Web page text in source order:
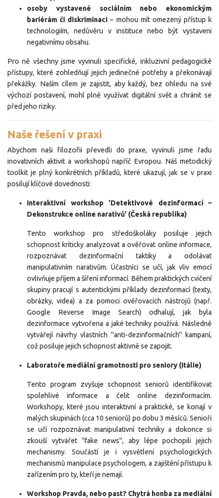
osoby vystavené sociálním nebo ekonomickým
bariérám či diskriminaci – mohou mít omezený přístup k
technologiím, nedůvěru v instituce nebo být vystaveni
negativnímu obsahu.
Pro ně všechny jsme vyvinuli specifické, inkluzivní pedagogické
přístupy, které zohledňují jejich jedinečné potřeby a překonávají
překážky. Naším cílem je zajistit, aby každý, bez ohledu na své
výchozí postavení, mohl plně využívat digitální svět a chránit se
před jeho riziky.
Naše řešení v praxi
Abychom naši filozofii převedli do praxe, vyvinuli jsme řadu
inovativních aktivit a workshopů napříč Evropou. Náš metodický
toolkit je plný konkrétních příkladů, které ukazují, jak se v praxi
posilují klíčové dovednosti:
Interaktivní workshop 'Detektivové dezinformací –
Dekonstrukce online narativů' (Česká republika)
Tento workshop pro středoškoláky posiluje jejich
schopnost kriticky analyzovat a ověřovat online informace,
rozpoznávat dezinformační taktiky a odolávat
manipulativním narativům. Účastníci se učí, jak vliv emocí
ovlivňuje příjem a šíření informací. Během praktických cvičení
skupiny pracují s autentickými příklady dezinformací (texty,
obrázky, videa) a za pomoci ověřovacích nástrojů (např.
Google Reverse Image Search) odhalují, jak byla
dezinformace vytvořena a jaké techniky používá. Následně
vytvářejí návrhy vlastních "anti-dezinformačních" kampaní,
což posiluje jejich schopnost aktivně se zapojit.
Laboratoře mediální gramotnosti pro seniory (Itálie)
Tento program zvyšuje schopnost seniorů identifikovat
spolehlivé informace a čelit online dezinformacím.
Workshopy, které jsou interaktivní a praktické, se konají v
malých skupinách (cca 10 seniorů) po dobu 3 měsíců. Senioři
se učí rozpoznávat manipulativní techniky a dokonce si
zkouší vytvářet "fake news", aby lépe pochopili jejich
mechanismy. Součástí je i vysvětlení psychologických
mechanismů manipulace psychologem, a zajištění přístupu k
zařízením pro ty, kteří je nemají.
Workshop Pravda, nebo past? Chytrá honba za mediální